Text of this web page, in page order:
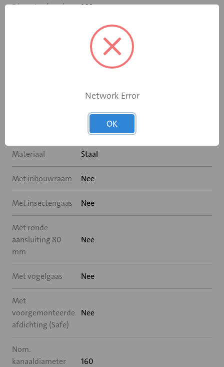
Diameter (mm) 160
Nee
Nee
Materiaal Staal
Met inbouwraam Nee
Met insectengaas Nee
Met ronde
aansluiting 80
mm
Nee
Met vogelgaas Nee
Met
voorgemonteerde
afdichting (Safe)
Nee
Nom.
kanaaldiameter
160
Network Error
OK